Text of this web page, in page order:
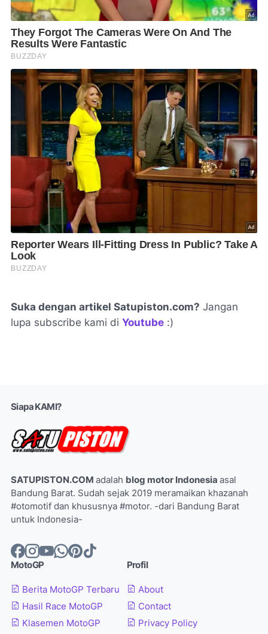
Suka dengan artikel Satupiston.com? Jangan
lupa subscribe kami di Youtube :)
Siapa KAMI?
SATUPISTON.COM adalah blog motor Indonesia asal
Bandung Barat. Sudah sejak 2019 meramaikan khazanah
#otomotif dan khususnya #motor. -dari Bandung Barat
untuk Indonesia-
MotoGP
Berita MotoGP Terbaru
Hasil Race MotoGP
Klasemen MotoGP
Profil
About
Contact
Privacy Policy